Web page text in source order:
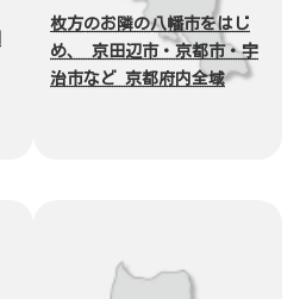
枚方のお隣の八幡市をはじ
め、 京田辺市・京都市・宇
治市など 京都府内全域